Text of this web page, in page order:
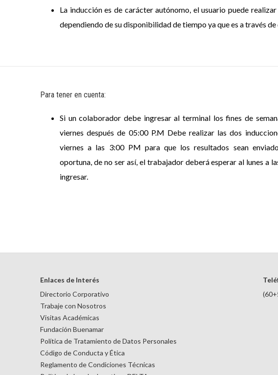
La inducción es de carácter autónomo, el usuario puede
dependiendo de su disponibilidad de tiempo ya que es a través de
Para tener en cuenta:
Si un colaborador debe ingresar al terminal los fines de
viernes después de 05:00 P.M Debe realizar las dos
viernes a las 3:00 PM para que los resultados sean
oportuna, de no ser así, el trabajador deberá esperar al lunes a
ingresar.
Enlaces de Interés
Directorio Corporativo
Trabaje con Nosotros
Visitas Académicas
Fundación Buenamar
Política de Tratamiento de Datos Personales
Código de Conducta y Ética
Reglamento de Condiciones Técnicas